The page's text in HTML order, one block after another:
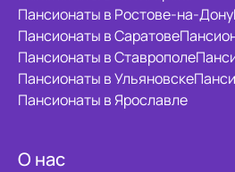
Пансионаты в Ростове-на-Дону
Пансионаты в Саратове
Пансионаты в Ставрополе
Пансионаты в Ульяновске
Пансионаты в Ярославле
О нас